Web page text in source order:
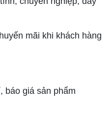
mãi khi khách hàng
báo giá sản phẩm